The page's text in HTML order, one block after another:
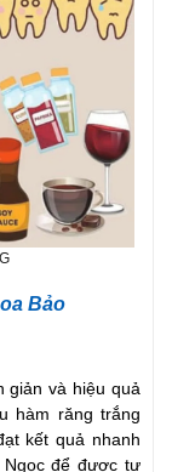
Bảo
giản và hiệu quả
hàm răng trắng
kết quả nhanh
Ngọc để được tư